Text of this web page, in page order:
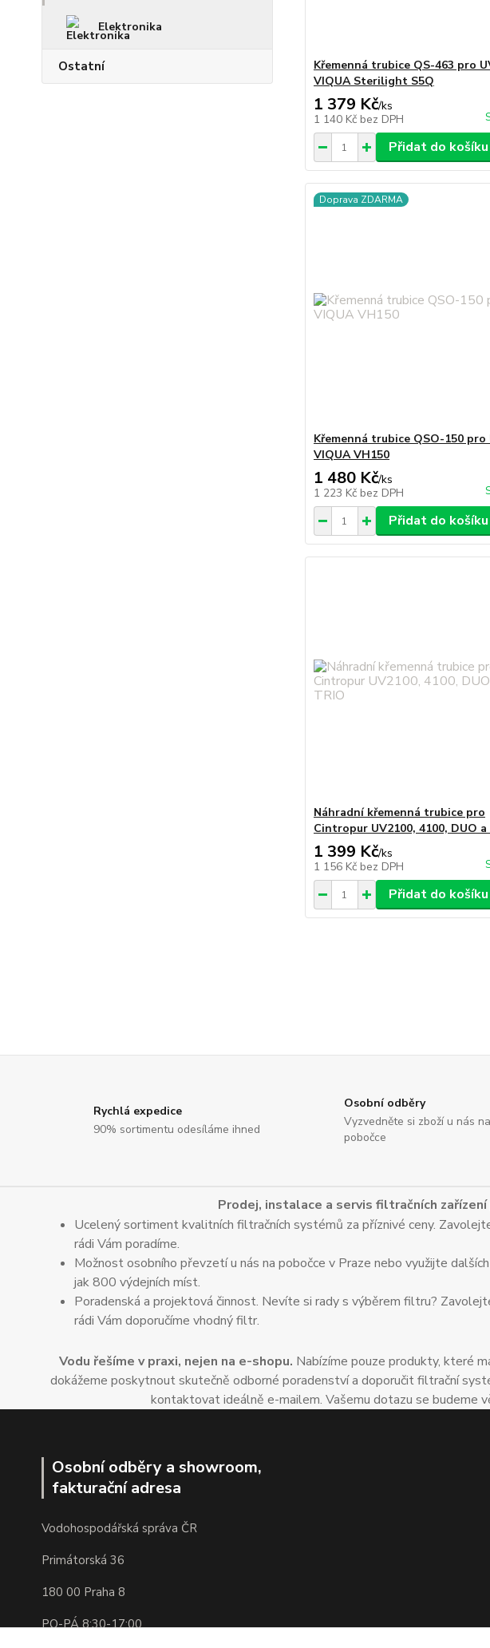
Elektronika
Ostatní
Křemenná trubice QS-463 pro
VIQUA Sterilight S5Q
1 379 Kč/ks
1 140 Kč bez DPH
Přidat do košíku
Doprava ZDARMA
Křemenná trubice QSO-150 pro
VIQUA VH150
1 480 Kč/ks
1 223 Kč bez DPH
Přidat do košíku
Náhradní křemenná trubice pro
Cintropur UV2100, 4100, DUO a
1 399 Kč/ks
1 156 Kč bez DPH
Přidat do košíku
Rychlá expedice
90% sortimentu odesíláme ihned
Osobní odběry
Vyzvedněte si zboží u nás na
pobočce
Prodej, instalace a servis filtračních
Ucelený sortiment kvalitních filtračních systémů za příznivé ceny.
rádi Vám poradíme.
Možnost osobního převzetí u nás na pobočce v Praze nebo využijte
jak 800 výdejních míst.
Poradenská a projektová činnost. Nevíte si rady s výběrem filtru?
rádi Vám doporučíme vhodný filtr.
Vodu řešíme v praxi, nejen na e-shopu. Nabízíme pouze produkty, které
dokážeme poskytnout skutečně odborné poradenství a doporučit filtrační
kontaktovat ideálně e-mailem. Vašemu dotazu se budeme
Osobní odběry a showroom,
fakturační adresa
Vodohospodářská správa ČR
Primátorská 36
180 00 Praha 8
PO-PÁ 8:30-17:00